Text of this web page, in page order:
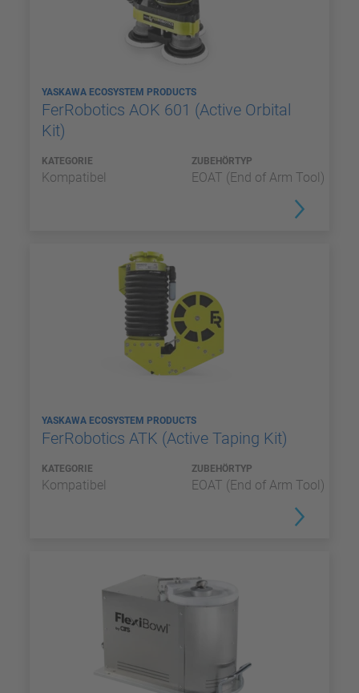
YASKAWA ECOSYSTEM PRODUCTS
FerRobotics AOK 601 (Active Orbital
Kit)
KATEGORIE
Kompatibel
ZUBEHÖRTYP
EOAT (End of Arm Tool)
YASKAWA ECOSYSTEM PRODUCTS
FerRobotics ATK (Active Taping Kit)
KATEGORIE
Kompatibel
ZUBEHÖRTYP
EOAT (End of Arm Tool)